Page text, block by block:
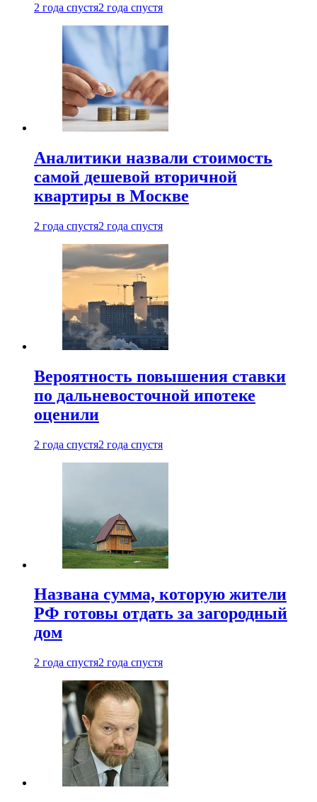
2 года спустя2 года спустя
Аналитики назвали стоимость
самой дешевой вторичной
квартиры в Москве
2 года спустя2 года спустя
Вероятность повышения ставки
по дальневосточной ипотеке
оценили
2 года спустя2 года спустя
Названа сумма, которую жители
РФ готовы отдать за загородный
дом
2 года спустя2 года спустя